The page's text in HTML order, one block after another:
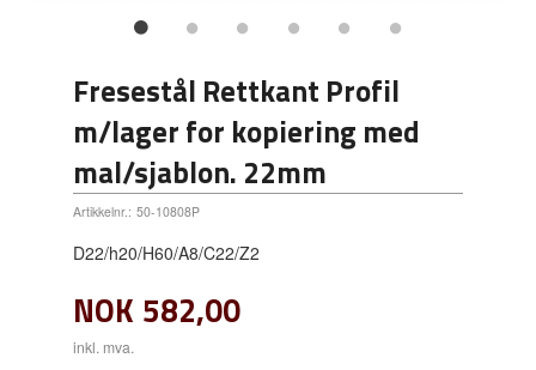
Fresestål Rettkant Profil
m/lager for kopiering med
mal/sjablon. 22mm
Artikkelnr.: 50-10808P
D22/h20/H60/A8/C22/Z2
NOK 582,00
inkl. mva.